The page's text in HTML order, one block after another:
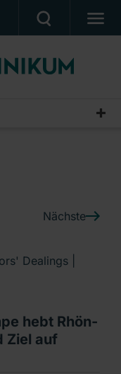
Nächste
Dealings |
hebt Rhön-
Ziel auf